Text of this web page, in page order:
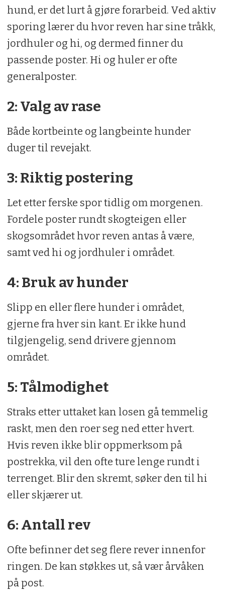
hund, er det lurt å gjøre forarbeid. Ved aktiv
sporing lærer du hvor reven har sine tråkk,
jordhuler og hi, og dermed finner du
passende poster. Hi og huler er ofte
generalposter.
2: Valg av rase
Både kortbeinte og langbeinte hunder
duger til revejakt.
3: Riktig postering
Let etter ferske spor tidlig om morgenen.
Fordele poster rundt skogteigen eller
skogsområdet hvor reven antas å være,
samt ved hi og jordhuler i området.
4: Bruk av hunder
Slipp en eller flere hunder i området,
gjerne fra hver sin kant. Er ikke hund
tilgjengelig, send drivere gjennom
området.
5: Tålmodighet
Straks etter uttaket kan losen gå temmelig
raskt, men den roer seg ned etter hvert.
Hvis reven ikke blir oppmerksom på
postrekka, vil den ofte ture lenge rundt i
terrenget. Blir den skremt, søker den til hi
eller skjærer ut.
6: Antall rev
Ofte befinner det seg flere rever innenfor
ringen. De kan støkkes ut, så vær årvåken
på post.